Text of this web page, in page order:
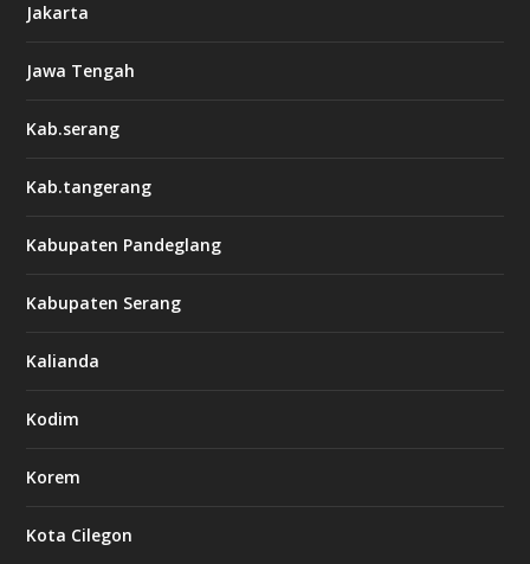
Jakarta
Jawa Tengah
Kab.serang
Kab.tangerang
Kabupaten Pandeglang
Kabupaten Serang
Kalianda
Kodim
Korem
Kota Cilegon